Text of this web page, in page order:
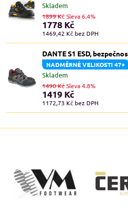
Skladem
1778 Kč
1469,42 Kč bez DPH
1899 KčSleva 6.4%
DANTE S1 ESD,
NADMĚRNÉ VELIKOSTI 47+
Skladem
1419 Kč
1172,73 Kč bez DPH
1490 KčSleva 4.8%